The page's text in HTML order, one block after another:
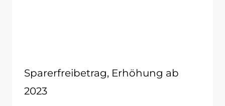
Sparerfreibetrag, Erhöhung ab
2023